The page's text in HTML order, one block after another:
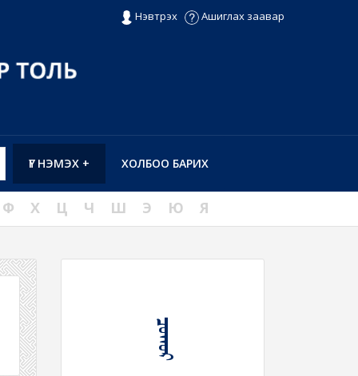
Нэвтрэх Ашиглах заавар
ХОЛБОО БАРИХ
ҮГ НЭМЭХ +
Ф Х Ц Ч Ш Э Ю Я
ᠴᠣᠬᠤᠷ